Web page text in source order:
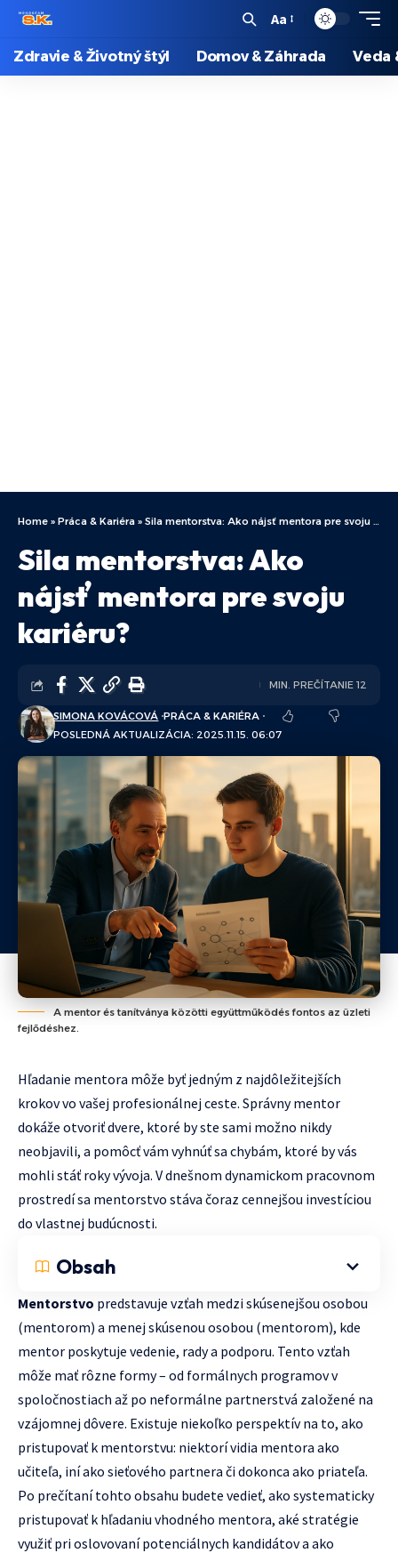
Aa
Zdravie & Životný štýl Domov & Záhrada Veda
Home » Práca & Kariéra » Sila mentorstva: Ako nájsť mentora pre svoju kariéru?
Sila mentorstva: Ako
nájsť mentora pre svoju
kariéru?
POSLEDNÁ AKTUALIZÁCIA: 2025.11.15. 06:07
SIMONA KOVÁCOVÁ PRÁCA & KARIÉRA
MIN. PREČÍTANIE 12
A mentor és tanítványa közötti együttműködés fontos az üzleti
fejlődéshez.
Hľadanie mentora môže byť jedným z najdôležitejších
krokov vo vašej profesionálnej ceste. Správny mentor
dokáže otvoriť dvere, ktoré by ste sami možno nikdy
neobjavili, a pomôcť vám vyhnúť sa chybám, ktoré by vás
mohli stáť roky vývoja. V dnešnom dynamickom pracovnom
prostredí sa mentorstvo stáva čoraz cennejšou investíciou
do vlastnej budúcnosti.
Obsah
Mentorstvo predstavuje vzťah medzi skúsenejšou osobou
(mentorom) a menej skúsenou osobou (mentorom), kde
mentor poskytuje vedenie, rady a podporu. Tento vzťah
môže mať rôzne formy – od formálnych programov v
spoločnostiach až po neformálne partnerstvá založené na
vzájomnej dôvere. Existuje niekoľko perspektív na to, ako
pristupovať k mentorstvu: niektorí vidia mentora ako
učiteľa, iní ako sieťového partnera či dokonca ako priateľa.
Po prečítaní tohto obsahu budete vedieť, ako systematicky
pristupovať k hľadaniu vhodného mentora, aké stratégie
využiť pri oslovovaní potenciálnych kandidátov a ako